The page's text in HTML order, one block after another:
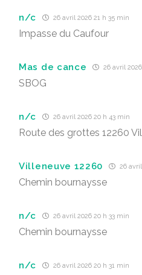
n/c 26 avril 2026 21 h 35 min
Impasse du Caufour
Mas de cance 26 avril
SBOG
n/c 26 avril 2026 20 h 43 min
Route des grottes 12260
Villeneuve 12260 26
Chemin bournaysse
n/c 26 avril 2026 20 h 33 min
Chemin bournaysse
n/c 26 avril 2026 20 h 31 min